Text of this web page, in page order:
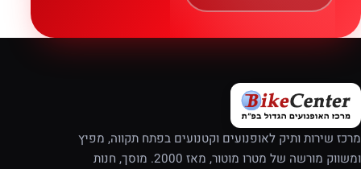
מרכז שירות ותיק לאופנועים וקטנועים בפתח תקווה, מפיץ
ומשווק מורשה של מטרו מוטור, מאז 2000. מוסך, חנות